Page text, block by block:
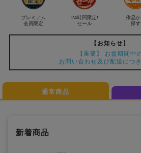
プレミアム
会員限定
24時間限定!
セール
作品か
探す
【お知らせ】
【重要】 お盆期間中
お問い合わせ及び配送につ
通常商品
新着商品